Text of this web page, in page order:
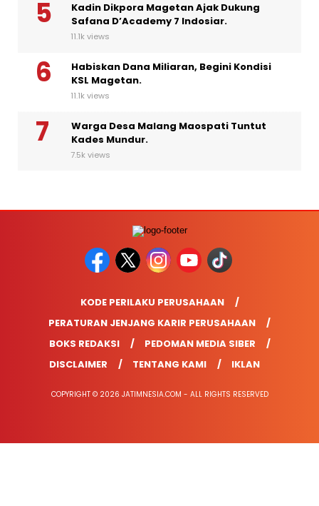
Kadin Dikpora Magetan Ajak Dukung
Safana D’Academy 7 Indosiar.
11.1k views
Habiskan Dana Miliaran, Begini Kondisi
KSL Magetan.
11.1k views
Warga Desa Malang Maospati Tuntut
Kades Mundur.
7.5k views
KODE PERILAKU PERUSAHAAN
PERATURAN JENJANG KARIR PERUSAHAAN
BOKS REDAKSI
PEDOMAN MEDIA SIBER
DISCLAIMER
TENTANG KAMI IKLAN
COPYRIGHT © 2026 JATIMNESIA.COM - ALL RIGHTS RESERVED